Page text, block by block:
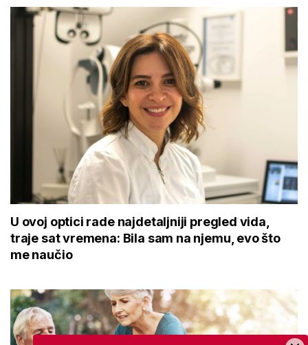
U ovoj optici rade najdetaljniji pregled vida,
traje sat vremena: Bila sam na njemu, evo što
me naučio